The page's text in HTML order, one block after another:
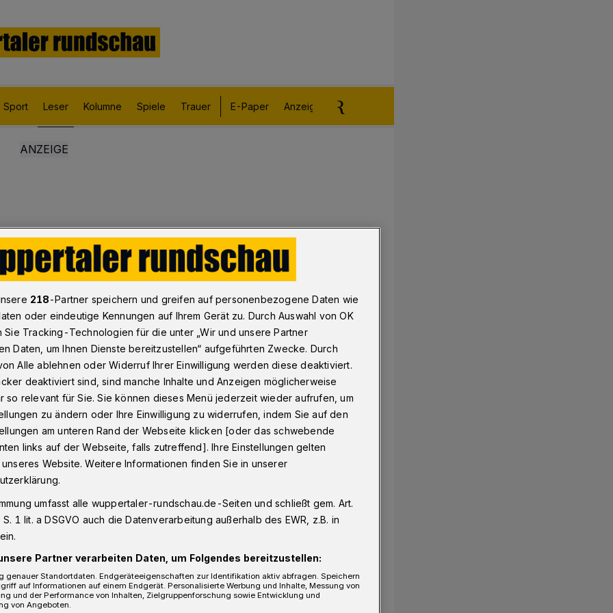
Sport Leser Kolumne Spiele Trauer E-Paper Anzeigen aufgeben
spüren"
zu spüren"
an der Mirke
218-Partner speichern und greifen auf personenbezogene Daten wie
oder eindeutige Kennungen auf Ihrem Gerät zu. Durch Auswahl von OK
Sie Tracking-Technologien für die unter „Wir und unsere Partner
Daten, um Ihnen Dienste bereitzustellen“ aufgeführten Zwecke. Durch
Alle ablehnen oder Widerruf Ihrer Einwilligung werden diese deaktiviert.
deaktiviert sind, sind manche Inhalte und Anzeigen möglicherweise
so relevant für Sie. Sie können dieses Menü jederzeit wieder aufrufen, um
zu ändern oder Ihre Einwilligung zu widerrufen, indem Sie auf den
am unteren Rand der Webseite klicken [oder das schwebende
links auf der Webseite, falls zutreffend]. Ihre Einstellungen gelten
Website. Weitere Informationen finden Sie in unserer
umfasst alle wuppertaler-rundschau.de-Seiten und schließt gem. Art.
1 lit. a DSGVO auch die Datenverarbeitung außerhalb des EWR, z.B. in
Partner verarbeiten Daten, um Folgendes bereitzustellen:
genauer Standortdaten. Endgeräteeigenschaften zur Identifikation aktiv abfragen. Speichern
auf Informationen auf einem Endgerät. Personalisierte Werbung und Inhalte, Messung von
und der Performance von Inhalten, Zielgruppenforschung sowie Entwicklung und
von Angeboten.